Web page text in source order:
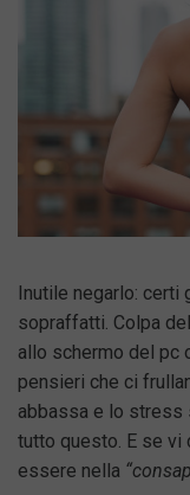
Inutile negarlo:
sopraffatti. Colpa
allo schermo del pc
pensieri che ci
abbassa e lo stress
tutto questo. E se
essere nella